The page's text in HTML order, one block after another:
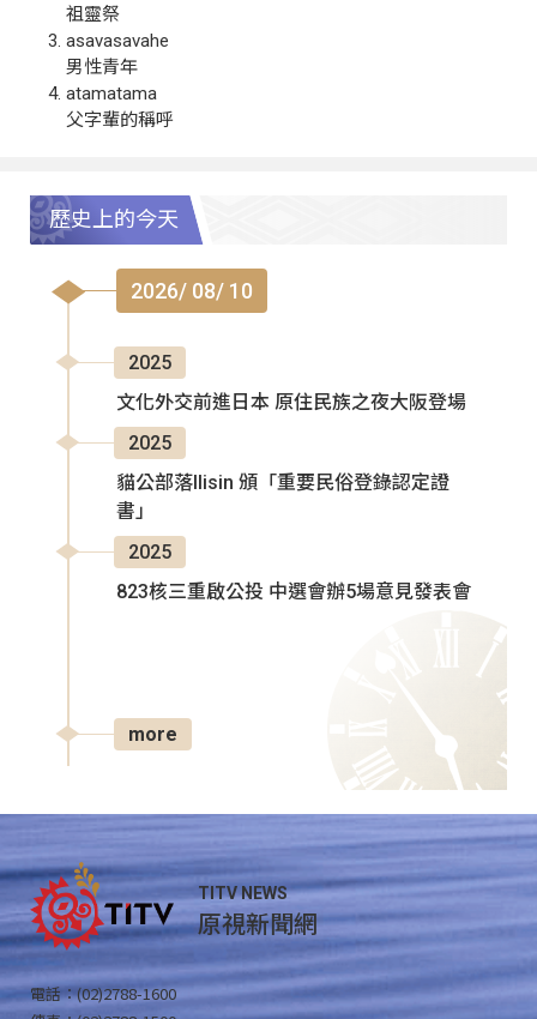
祖靈祭
asavasavahe
男性青年
atamatama
父字輩的稱呼
歷史上的今天
2026/ 08/ 10
2025
文化外交前進日本 原住民族之夜大阪登場
2025
貓公部落Ilisin 頒「重要民俗登錄認定證
書」
2025
823核三重啟公投 中選會辦5場意見發表會
more
TITV NEWS
原視新聞網
電話：(02)2788-1600